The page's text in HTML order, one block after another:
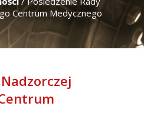
Centrum Medycznego